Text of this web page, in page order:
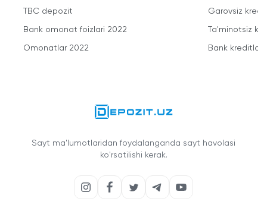
TBC depozit
Bank omonat foizlari 2022
Omonatlar 2022
Garovsiz
Ta'minotsiz
Bank kreditlari
Sayt ma'lumotlaridan foydalanganda sayt havolasi
ko'rsatilishi kerak.